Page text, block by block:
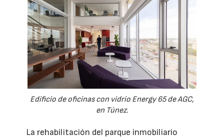
Edificio de oficinas con vidrio Energy 65 de AGC,
en Túnez.
La rehabilitación del parque inmobiliario